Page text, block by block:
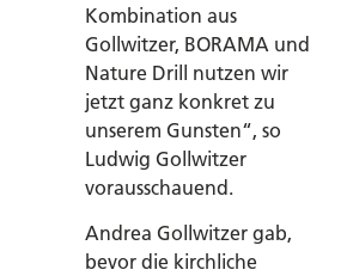
Kombination aus
Gollwitzer, BORAMA und
Nature Drill nutzen wir
jetzt ganz konkret zu
unserem Gunsten“, so
Ludwig Gollwitzer
vorausschauend.
Andrea Gollwitzer gab,
bevor die kirchliche